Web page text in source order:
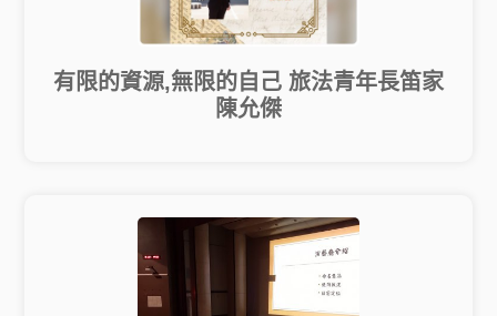
有限的資源,無限的自己 旅法青年長笛家
陳允傑